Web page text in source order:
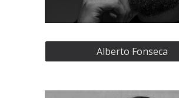
Alberto Fonseca